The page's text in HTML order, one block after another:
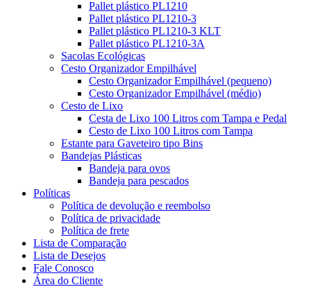
Pallet plástico PL1210
Pallet plástico PL1210-3
Pallet plástico PL1210-3 KLT
Pallet plástico PL1210-3A
Sacolas Ecológicas
Cesto Organizador Empilhável
Cesto Organizador Empilhável (pequeno)
Cesto Organizador Empilhável (médio)
Cesto de Lixo
Cesta de Lixo 100 Litros com Tampa e Pedal
Cesto de Lixo 100 Litros com Tampa
Estante para Gaveteiro tipo Bins
Bandejas Plásticas
Bandeja para ovos
Bandeja para pescados
Políticas
Política de devolução e reembolso
Política de privacidade
Política de frete
Lista de Comparação
Lista de Desejos
Fale Conosco
Área do Cliente